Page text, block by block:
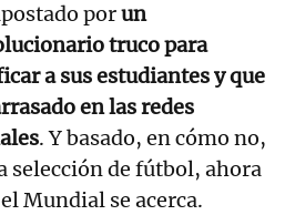
porun
truco para
a sus estudiantes y que
en las redes
. Y basado, en cómo no,
selección de fútbol, ahora
Mundial se acerca.